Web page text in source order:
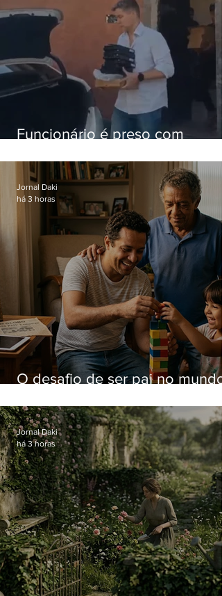
Funcionário é preso com
Hospital do Andaraí
O desafio de ser pai no mundo
Jornal Daki
há 3 horas
Jornal Daki
há 3 horas